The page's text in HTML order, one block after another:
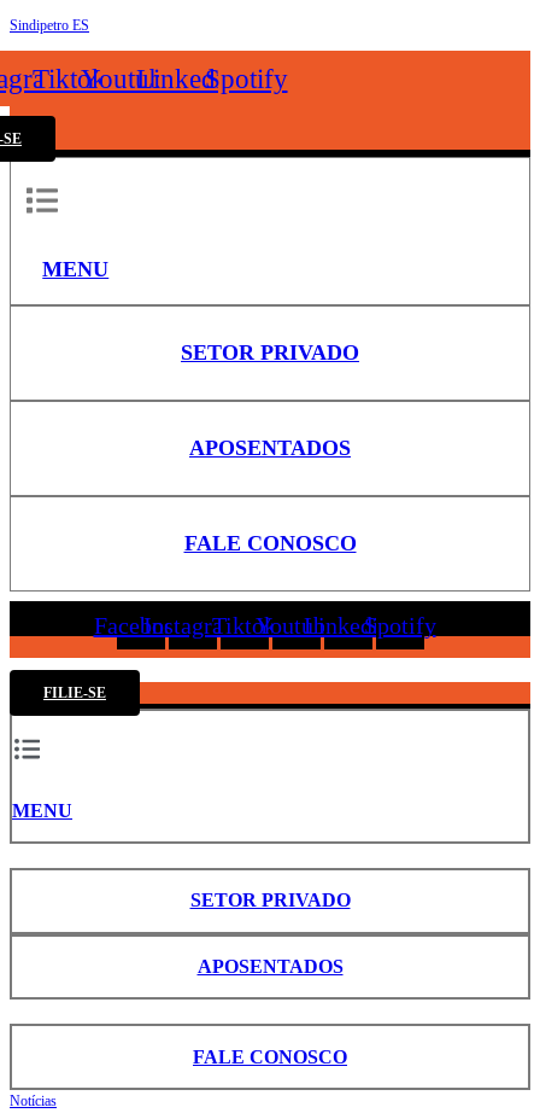
Sindipetro ES
TiktokYoutubeLinkedinSpotify
MENU
SETOR PRIVADO
APOSENTADOS
FALE CONOSCO
FacebookInstagramTiktokYoutubeLinkedinSpotify
FILIE-SE
MENU
SETOR PRIVADO
APOSENTADOS
FALE CONOSCO
Notícias